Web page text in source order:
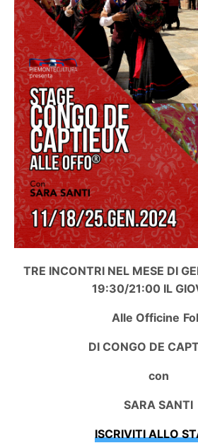
TRE INCONTRI NEL MESE DI
19:30/21:00 IL
Alle Officine
DI CONGO DE
con
SARA SANTI
ISCRIVITI ALLO